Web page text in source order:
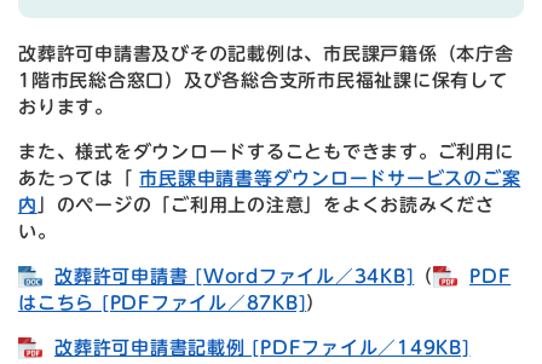
改葬許可申請書及びその記載例は、市民課戸籍係（本庁舎
1階市民総合窓口）及び各総合支所市民福祉課に保有して
おります。
また、様式をダウンロードすることもできます。ご利用に
あたっては「市民課申請書等ダウンロードサービスのご案
内
」のページの「ご利用上の注意」をよくお読みくださ
い。
改葬許可申請書 [Wordファイル／34KB] （
PDF
はこちら [PDFファイル／87KB]​）
改葬許可申請書記載例 [PDFファイル／149KB]